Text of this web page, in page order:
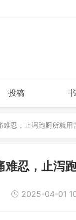
投稿
难忍，止泻跑厕所就用
难忍，止泻
2025-04-01